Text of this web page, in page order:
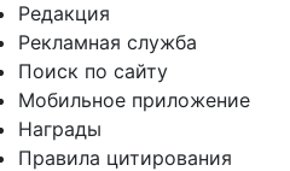
Редакция
Рекламная служба
Поиск по сайту
Мобильное приложение
Награды
Правила цитирования